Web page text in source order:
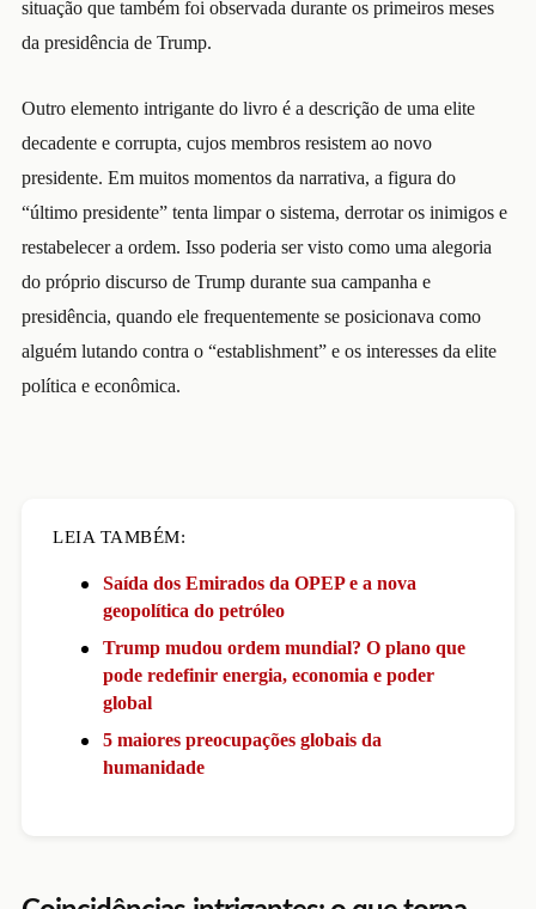
situação que também foi observada durante os primeiros meses
da presidência de Trump.
Outro elemento intrigante do livro é a descrição de uma elite
decadente e corrupta, cujos membros resistem ao novo
presidente. Em muitos momentos da narrativa, a figura do
“último presidente” tenta limpar o sistema, derrotar os inimigos e
restabelecer a ordem. Isso poderia ser visto como uma alegoria
do próprio discurso de Trump durante sua campanha e
presidência, quando ele frequentemente se posicionava como
alguém lutando contra o “establishment” e os interesses da elite
política e econômica.
LEIA TAMBÉM:
Saída dos Emirados da OPEP e a nova
geopolítica do petróleo
Trump mudou ordem mundial? O plano que
pode redefinir energia, economia e poder
global
5 maiores preocupações globais da
humanidade